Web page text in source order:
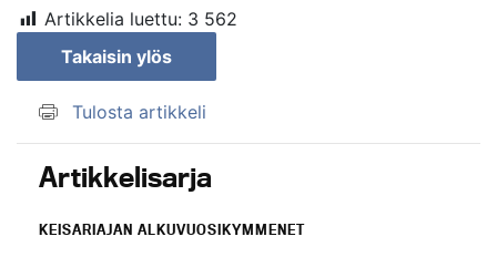
Artikkelia luettu: 3 562
Takaisin ylös
Tulosta artikkeli
Artikkelisarja
KEISARIAJAN ALKUVUOSIKYMMENET